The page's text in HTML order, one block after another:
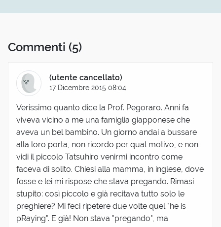
Commenti (5)
(utente cancellato)
17 Dicembre 2015 08:04
Verissimo quanto dice la Prof. Pegoraro. Anni fa
viveva vicino a me una famiglia giapponese che
aveva un bel bambino. Un giorno andai a bussare
alla loro porta, non ricordo per qual motivo, e non
vidi il piccolo Tatsuhiro venirmi incontro come
faceva di solito. Chiesi alla mamma, in inglese, dove
fosse e lei mi rispose che stava pregando. Rimasi
stupito: così piccolo e già recitava tutto solo le
preghiere? Mi feci ripetere due volte quel "he is
pRaying". E già! Non stava "pregando", ma